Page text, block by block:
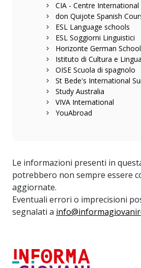
CIA - Centre International
don Quijote Spanish
ESL Language schools
ESL Soggiorni Linguistici
Horizonte German
Istituto di Cultura e
OISE Scuola di spagnolo
St Bede's International
Study Australia
VIVA International
YouAbroad
Le informazioni presenti in
potrebbero non sempre essere
aggiornate.
Eventuali errori o imprecisioni
segnalati a